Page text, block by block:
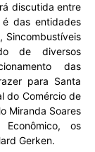
discutida entre
das entidades
Sincombustíveis
de diversos
das
para Santa
do Comércio de
Miranda Soares
os
Gerken.